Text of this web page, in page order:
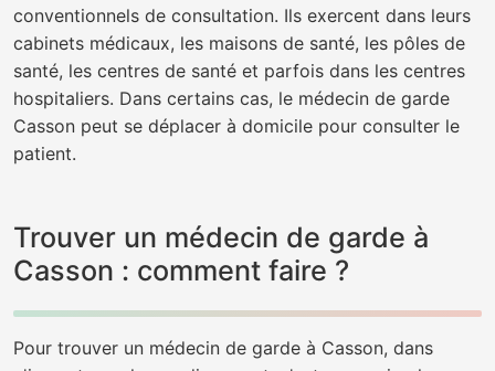
conventionnels de consultation. Ils exercent dans leurs
cabinets médicaux, les maisons de santé, les pôles de
santé, les centres de santé et parfois dans les centres
hospitaliers. Dans certains cas, le médecin de garde
Casson peut se déplacer à domicile pour consulter le
patient.
Trouver un médecin de garde à
Casson : comment faire ?
Pour trouver un médecin de garde à Casson, dans